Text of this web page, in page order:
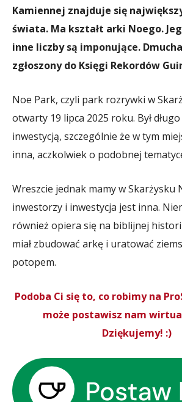
Kamiennej znajduje się
świata. Ma kształt arki Noego.
inne liczby są imponujące.
zgłoszony do Księgi Rekordów
Noe Park, czyli park rozrywki w
otwarty 19 lipca 2025 roku. Był
inwestycją, szczególnie że w tym
inna, aczkolwiek o podobnej
Wreszcie jednak mamy w Skarżysku
inwestorzy i inwestycja jest inna.
również opiera się na biblijnej
miał zbudować arkę i uratować
potopem.
Podoba Ci się to, co robimy na
może postawisz nam
Dziękujemy! :)